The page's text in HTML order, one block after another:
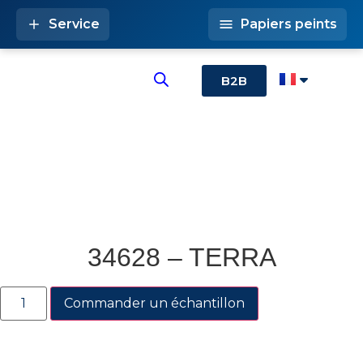
B2B
Service Papiers peints
34628 – TERRA
Commander un échantillon